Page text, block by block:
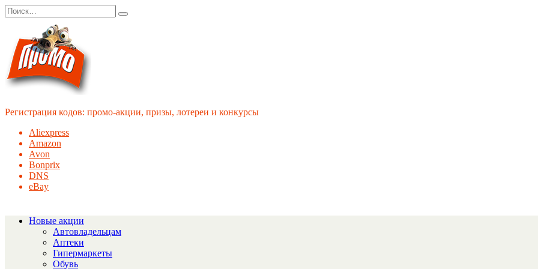
Перейти
к
содержанию
Search
for:
Регистрация кодов: промо-акции, призы, лотереи и конкурсы
Aliexpress
Amazon
Avon
Bonprix
DNS
eBay
Новые акции
Автовладельцам
Аптеки
Гипермаркеты
Обувь